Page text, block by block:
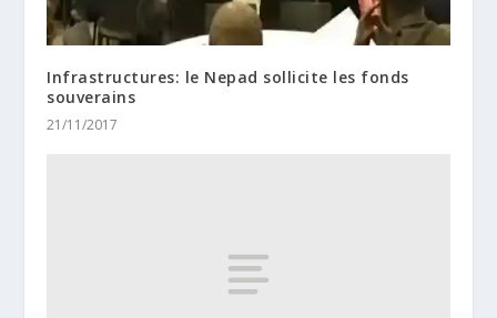
Infrastructures: le Nepad sollicite les fonds
souverains
21/11/2017